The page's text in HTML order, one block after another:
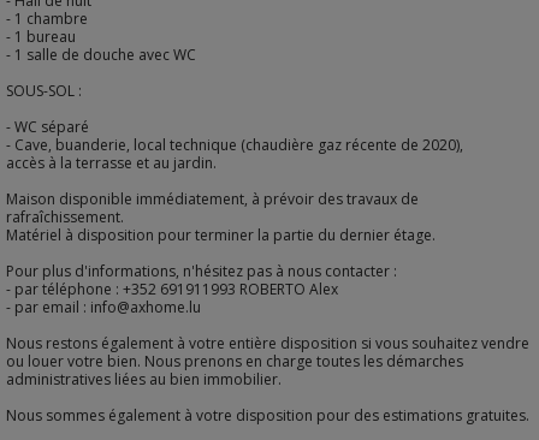
- 1 chambre
- 1 bureau
- 1 salle de douche avec WC
SOUS-SOL :
- WC séparé
- Cave, buanderie, local technique (chaudière gaz récente de 2020),
accès à la terrasse et au jardin.
Maison disponible immédiatement, à prévoir des travaux de
rafraîchissement.
Matériel à disposition pour terminer la partie du dernier étage.
Pour plus d'informations, n'hésitez pas à nous contacter :
- par téléphone : +352 691911993 ROBERTO Alex
- par email : info@axhome.lu
Nous restons également à votre entière disposition si vous souhaitez vendre
ou louer votre bien. Nous prenons en charge toutes les démarches
administratives liées au bien immobilier.
Nous sommes également à votre disposition pour des estimations gratuites.